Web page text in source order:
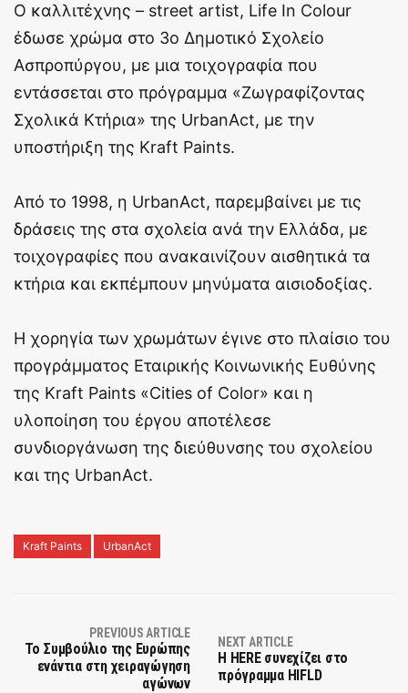
O καλλιτέχνης – street artist, Life In Colour
έδωσε χρώμα στο 3ο Δημοτικό Σχολείο
Ασπροπύργου, με μια τοιχογραφία που
εντάσσεται στο πρόγραμμα «Ζωγραφίζοντας
Σχολικά Κτήρια» της UrbanAct, με την
υποστήριξη της Kraft Paints.
Από το 1998, η UrbanAct, παρεμβαίνει με τις
δράσεις της στα σχολεία ανά την Ελλάδα, με
τοιχογραφίες που ανακαινίζουν αισθητικά τα
κτήρια και εκπέμπουν μηνύματα αισιοδοξίας.
Η χορηγία των χρωμάτων έγινε στο πλαίσιο του
προγράμματος Εταιρικής Κοινωνικής Ευθύνης
της Kraft Paints «Cities of Color» και η
υλοποίηση του έργου αποτέλεσε
συνδιοργάνωση της διεύθυνσης του σχολείου
και της UrbanAct.
Kraft Paints UrbanAct
PREVIOUS ARTICLE
Το Συμβούλιο της Ευρώπης
ενάντια στη χειραγώγηση
αγώνων
NEXT ARTICLE
Η HERE συνεχίζει στο
πρόγραμμα HIFLD